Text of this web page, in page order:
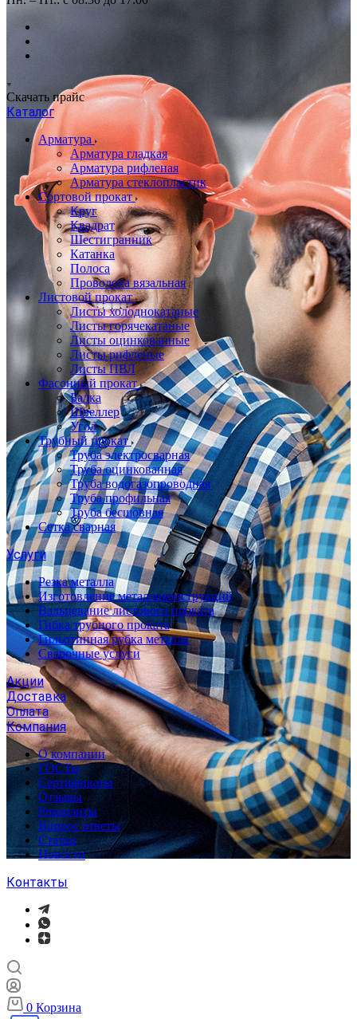
Скачать прайс
Каталог
Арматура
Арматура гладкая
Арматура рифленая
Арматура стеклопластик
Сортовой прокат
Круг
Квадрат
Шестигранник
Катанка
Полоса
Проволока вязальная
Листовой прокат
Листы холоднокатаные
Листы горячекатаные
Листы оцинкованные
Листы рифленые
Листы ПВЛ
Фасонный прокат
Балка
Швеллер
Угол
Трубный прокат
Труба электросварная
Труба оцинкованная
Труба водогазопроводная
Труба профильная
Труба бесшовная
Сетка сварная
Услуги
Резка металла
Изготовление металлоконструкций
Вальцевание листового проката
Гибка трубного проката
Гильотинная рубка металла
Сварочные услуги
Акции
Доставка
Оплата
Компания
О компании
ГОСТы
Сертификаты
Отзывы
Реквизиты
Вопрос ответы
Статьи
Новости
Контакты
0 Корзина